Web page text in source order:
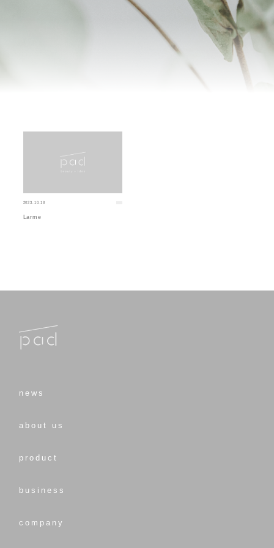
2023.10.18
Larme
news
about us
product
business
company